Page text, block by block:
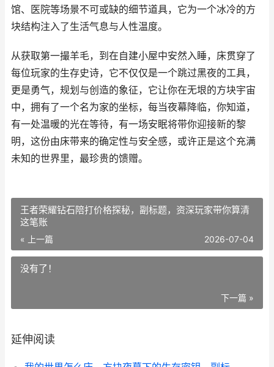
馆、医院等场景不可或缺的细节道具，它为一个冰冷的方
块结构注入了生活气息与人性温度。
从获取第一撮羊毛，到在自建小屋中安然入睡，床贯穿了
每位玩家的生存史诗，它不仅仅是一个跳过黑夜的工具，
更是勇气，规划与创造的象征，它让你在无垠的方块宇宙
中，拥有了一个名为家的坐标，每当夜幕降临，你知道，
有一处温暖的光在等待，有一场安眠将带你迎接新的黎
明，这份由床带来的确定性与安全感，或许正是这个充满
未知的世界里，最珍贵的馈赠。
王者荣耀钻石陪打价格探秘，副标题，资深玩家带你算清
这笔账
« 上一篇 2026-07-04
没有了！
下一篇 »
延伸阅读